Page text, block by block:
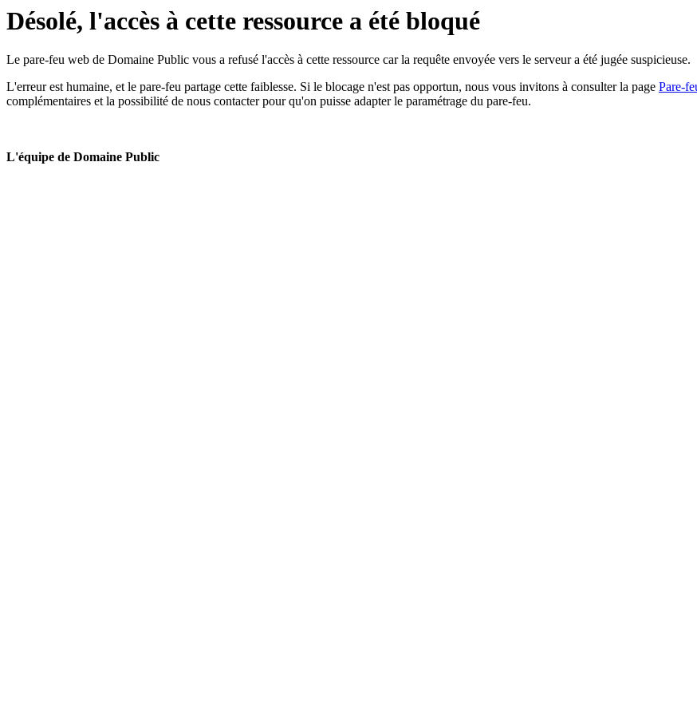
Désolé, l'accès à cette ressource a été bloqué
Le pare-feu web de Domaine Public vous a refusé l'accès à cette ressource car la requête envoyée vers le serveur a été jugée suspicieuse.
L'erreur est humaine, et le pare-feu partage cette faiblesse. Si le blocage n'est pas opportun, nous vous invitons à consulter la page Pare-
complémentaires et la possibilité de nous contacter pour qu'on puisse adapter le paramétrage du pare-feu.
L'équipe de Domaine Public